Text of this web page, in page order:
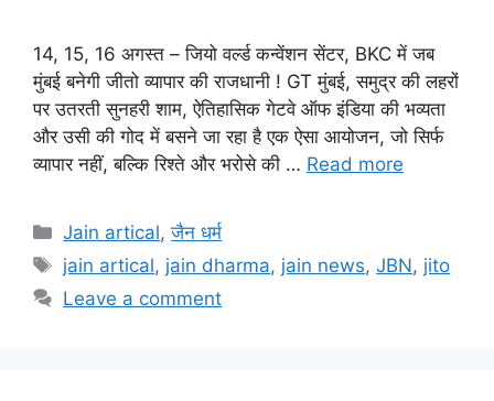
14, 15, 16 अगस्त – जियो वर्ल्ड कन्वेंशन सेंटर, BKC में जब
मुंबई बनेगी जीतो व्यापार की राजधानी ! GT मुंबई, समुद्र की लहरों
पर उतरती सुनहरी शाम, ऐतिहासिक गेटवे ऑफ इंडिया की भव्यता
और उसी की गोद में बसने जा रहा है एक ऐसा आयोजन, जो सिर्फ
व्यापार नहीं, बल्कि रिश्ते और भरोसे की … Read more
Categories
Jain artical,जैन धर्म
Tags
jain artical, jain dharma, jain news,JBN, jito
Leave a comment